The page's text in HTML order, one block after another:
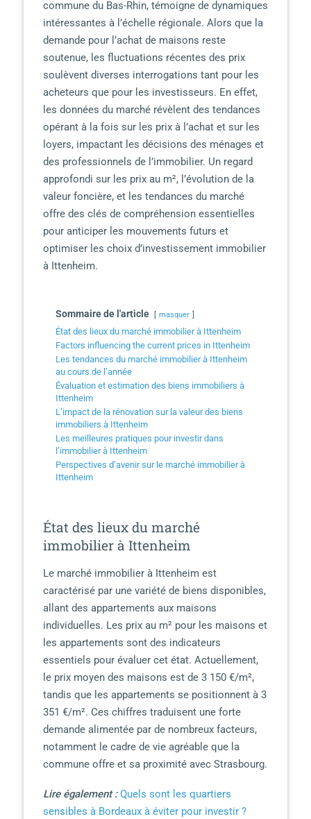
commune du Bas-Rhin, témoigne de dynamiques
intéressantes à l’échelle régionale. Alors que la
demande pour l’achat de maisons reste
soutenue, les fluctuations récentes des prix
soulèvent diverses interrogations tant pour les
acheteurs que pour les investisseurs. En effet,
les données du marché révèlent des tendances
opérant à la fois sur les prix à l’achat et sur les
loyers, impactant les décisions des ménages et
des professionnels de l’immobilier. Un regard
approfondi sur les prix au m², l’évolution de la
valeur foncière, et les tendances du marché
offre des clés de compréhension essentielles
pour anticiper les mouvements futurs et
optimiser les choix d’investissement immobilier
à Ittenheim.
Sommaire de l'article masquer
État des lieux du marché immobilier à Ittenheim
Factors influencing the current prices in Ittenheim
Les tendances du marché immobilier à Ittenheim
au cours de l’année
Évaluation et estimation des biens immobiliers à
Ittenheim
L’impact de la rénovation sur la valeur des biens
immobiliers à Ittenheim
Les meilleures pratiques pour investir dans
l’immobilier à Ittenheim
Perspectives d’avenir sur le marché immobilier à
Ittenheim
État des lieux du marché
immobilier à Ittenheim
Le marché immobilier à Ittenheim est
caractérisé par une variété de biens disponibles,
allant des appartements aux maisons
individuelles. Les prix au m² pour les maisons et
les appartements sont des indicateurs
essentiels pour évaluer cet état. Actuellement,
le prix moyen des maisons est de 3 150 €/m²,
tandis que les appartements se positionnent à 3
351 €/m². Ces chiffres traduisent une forte
demande alimentée par de nombreux facteurs,
notamment le cadre de vie agréable que la
commune offre et sa proximité avec Strasbourg.
Lire également : Quels sont les quartiers
sensibles à Bordeaux à éviter pour investir ?